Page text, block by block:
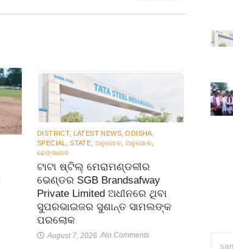
DISTRICT, LATEST NEWS ODISHA
SPECIAL
STATE ଅନୁଗୋଳ ଅନୁଗୋଳ
ଢେଙ୍କାନାଳ
ଟାଟା ଷ୍ଟିଲ୍ ମେରାମଣ୍ଡଳୀର
ଭେଣ୍ଡର SGB Brandsafway
Private Limited ଅଧୀନରେ ଥିବା
ସୁପରଭାଇଜର ସୁଶାନ୍ତ ସାମଲଙ୍କ
ପରଲୋକ
August 7, 2026 /No Comments